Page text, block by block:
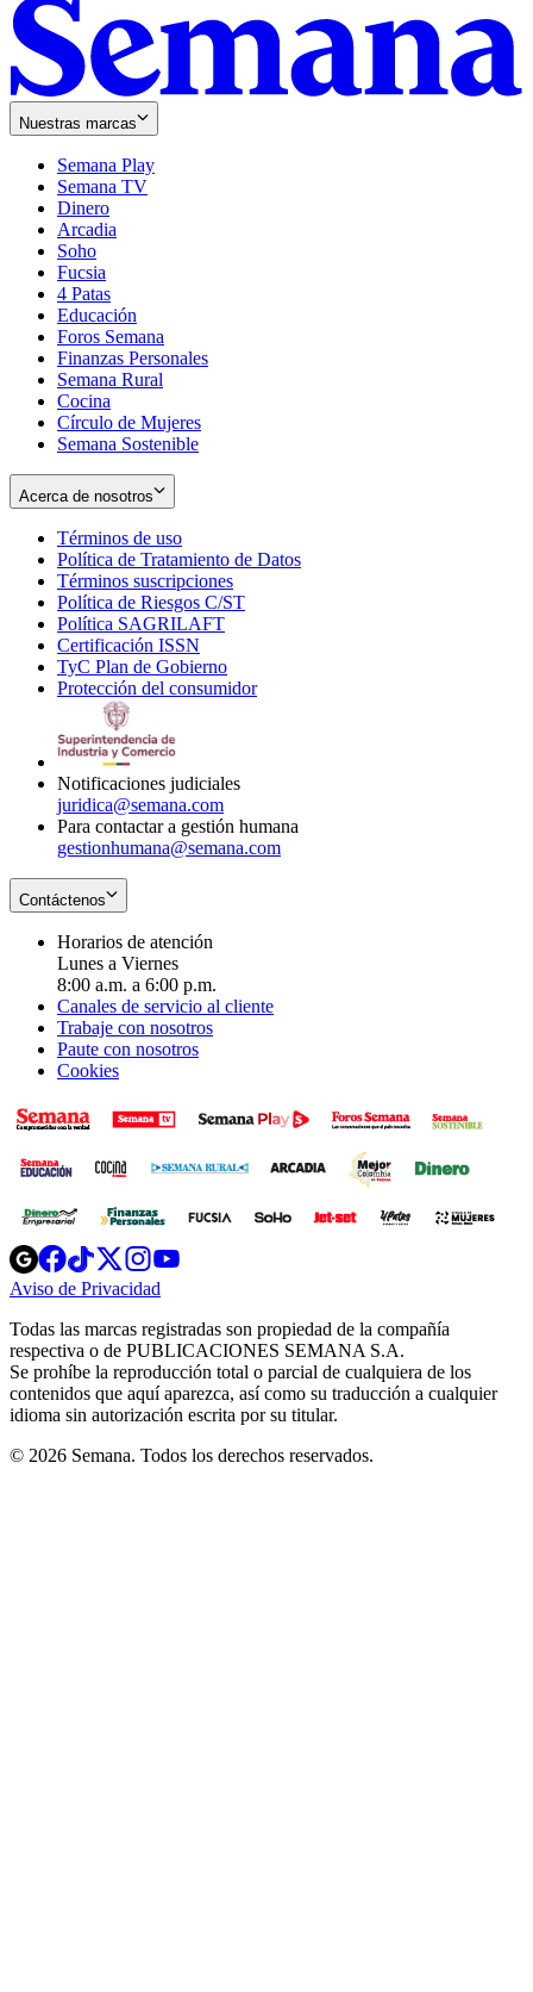
Nuestras marcas
Semana Play
Semana TV
Dinero
Arcadia
Soho
in
new
window
Fucsia
in
new
window
4 Patas
Educación
Foros Semana
Finanzas Personales
Semana Rural
Cocina
Círculo de Mujeres
Semana Sostenible
Acerca de nosotros
Términos de uso
in
new
window
Política de Tratamiento de Datos
Términos suscripciones
in
Política de Riesgos C/ST
Política SAGRILAFT
new
window
Certificación ISSN
in
new
TyC Plan de Gobierno
in
Protección del consumidorOpens
Notificaciones judiciales
juridica@semana.com
Para contactar a gestión humana
gestionhumana@semana.com
Contáctenos
Horarios de atención
Lunes a Viernes
8:00 a.m. a 6:00 p.m.
Canales de servicio al cliente
Trabaje con nosotros
Paute con nosotros
Cookies
Opens
in
new
Opens
in
new
Opens
in
new
window
Opens
new
windowwindow
Aviso de Privacidad
new
window
Todas las marcas registradas son propiedad de la compañía
respectiva o de PUBLICACIONES SEMANA S.A.
Se prohíbe la reproducción total o parcial de cualquiera de los
contenidos que aquí aparezca, así como su traducción a cualquier
idioma sin autorización escrita por su titular.
© 2026 Semana. Todos los derechos reservados.